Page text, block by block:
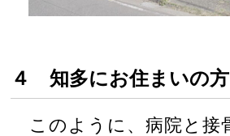
４ 知多にお住まいの
このように、病院と接